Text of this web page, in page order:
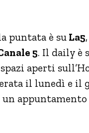
puntata è su La5
5. Il daily è
aperti
il lunedì e il
appuntamento